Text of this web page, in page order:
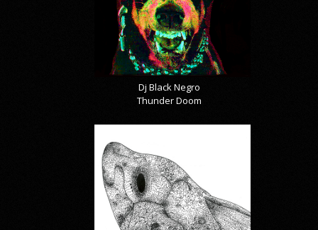
Dj Black Negro
Thunder Doom